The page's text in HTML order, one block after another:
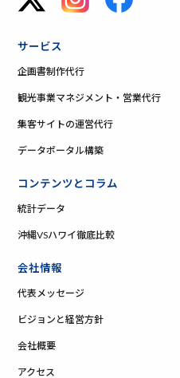
サービス
企画書制作代行
観光事業マネジメント・営業代行
集客サイトの運営代行
データポータル構築
コンテンツとコラム
統計データ
沖縄VSハワイ徹底比較
会社情報
代表メッセージ
ビジョンと経営方針
会社概要
アクセス